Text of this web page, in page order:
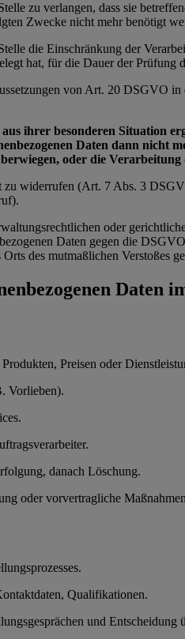
zu verlangen, dass sie
Zwecke nicht mehr benötigt
die Einschränkung der
hat, für die Dauer der Prüfung
von Art. 20 DSGVO
ihrer besonderen Situation
Daten dann nicht
oder die
zu widerrufen (Art. 7 Abs. 3
oder
Daten gegen die
des mutmaßlichen Verstoßes
Daten
Preisen oder
Vorlieben).
danach Löschung.
oder vorvertragliche
Qualifikationen.
und Entscheidung